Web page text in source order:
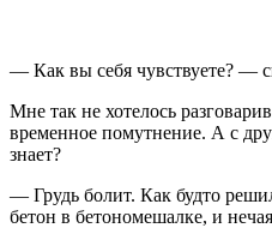
— Как вы себя чувствуете? —
Мне так не хотелось
временное помутнение. А с
знает?
— Грудь болит. Как будто
бетон в бетономешалке, и